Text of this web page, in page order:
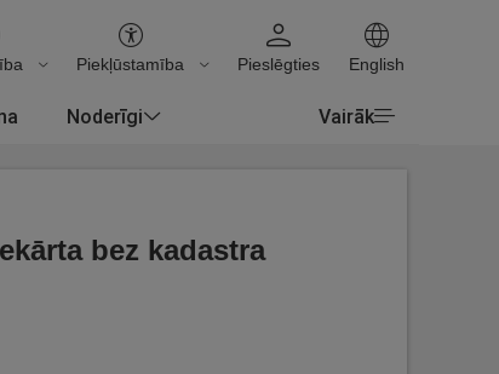
Piekļūstamība Pieslēgties English
Noderīgi Vairāk
bez kadastra